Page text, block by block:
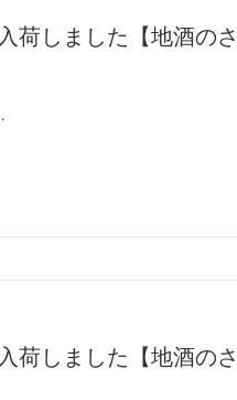
荷しました【地酒の
荷しました【地酒の